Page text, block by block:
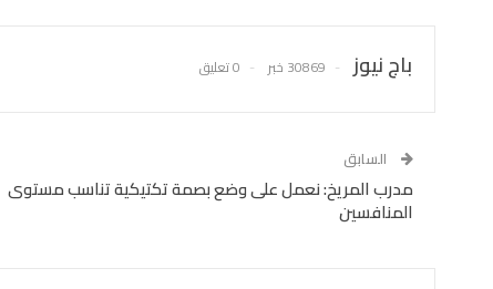
باج نيوز 30869 خبر 0 تعليق
السابق
مدرب المريخ: نعمل على وضع بصمة تكتيكية تناسب مستوى
المنافسين